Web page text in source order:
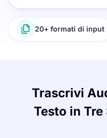
20+ formati di input
Trascrivi
Testo in